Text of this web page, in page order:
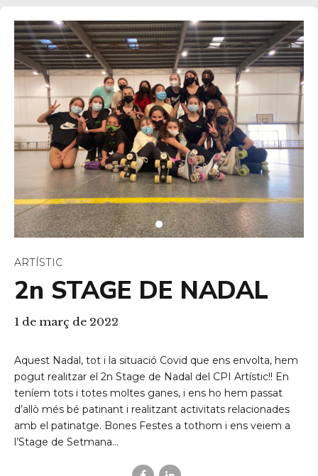
ARTÍSTIC
2n STAGE DE NADAL
1 de març de 2022
Aquest Nadal, tot i la situació Covid que ens envolta, hem
pogut realitzar el 2n Stage de Nadal del CPI Artístic!! En
teníem tots i totes moltes ganes, i ens ho hem passat
d’allò més bé patinant i realitzant activitats relacionades
amb el patinatge. Bones Festes a tothom i ens veiem a
l’Stage de Setmana...